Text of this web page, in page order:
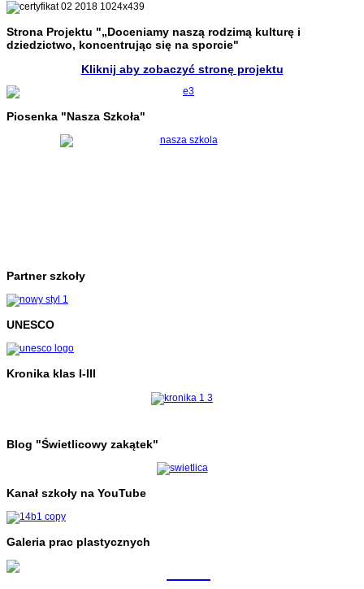
Strona Projektu "„Doceniamy naszą rodzimą kulturę i
dziedzictwo, koncentrując się na sporcie"
Kliknij aby zobaczyć stronę projektu
Piosenka "Nasza Szkoła"
Partner szkoły
UNESCO
Kronika klas I-III
Blog "Świetlicowy zakątek"
Kanał szkoły na YouTube
Galeria prac plastycznych